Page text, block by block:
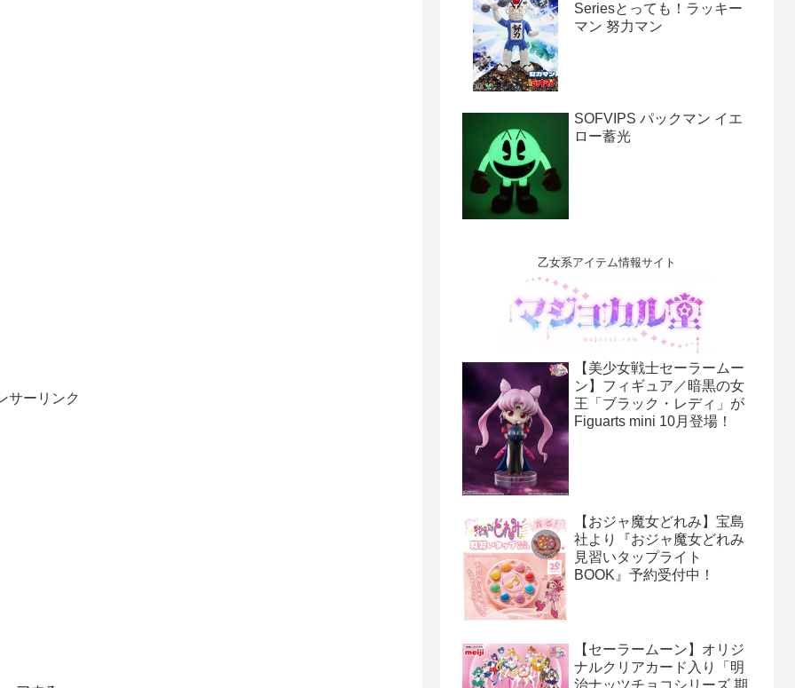
サーリンク
Seriesとっても！ラッキー
マン 努力マン
SOFVIPS パックマン イエ
ロー蓄光
乙女系アイテム情報サイト
【美少女戦士セーラームー
ン】フィギュア／暗黒の女
王「ブラック・レディ」が
Figuarts mini 10月登場！
【おジャ魔女どれみ】宝島
社より『おジャ魔女どれみ
見習いタップライト
BOOK』予約受付中！
【セーラームーン】オリジ
ナルクリアカード入り「明
治ナッツチョコシリーズ 期